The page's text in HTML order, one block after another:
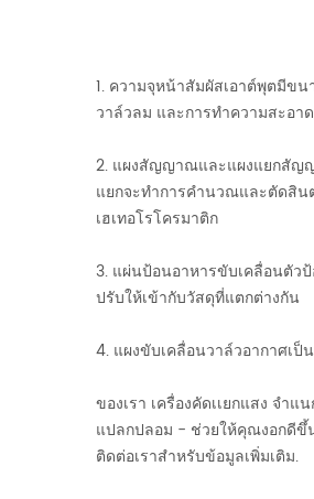
1. ความจุหน้าสัมผัสเอาต์พุตมีข
วาล์วลม และการทำความสะอา
2. แผงสัญญาณและแผงแยกสัญ
แยกจะทำการคำนวณและตัดสิน
เฮเทอโรโครมาติก
3. แผ่นป้อนอาหารขับเคลื่อนตัว
ปรับให้เข้ากับวัสดุที่แตกต่างกัน
4. แผงขับเคลื่อนวาล์วอากาศเป็
ของเรา เครื่องคัดเเยกแสง จำแ
แปลกปลอม - ช่วยให้คุณงอกดีขึ้น
ติดต่อเราสำหรับข้อมูลเพิ่มเติม.